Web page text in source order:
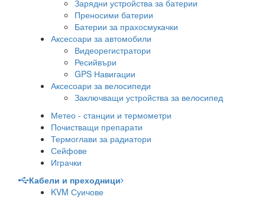
Зарядни устройства за батерии
Преносими батерии
Батерии за прахосмукачки
Аксесоари за автомобили
Видеорегистратори
Ресийвъри
GPS Навигации
Аксесоари за велосипеди
Заключващи устройства за велосипед
Метео - станции и термометри
Почистващи препарати
Термоглави за радиатори
Сейфове
Играчки
Кабели и преходници
KVM Суичове